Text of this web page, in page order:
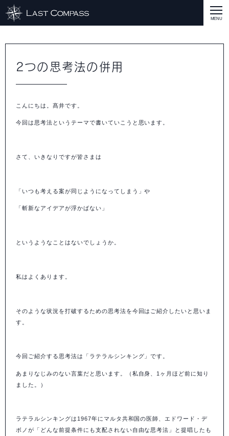
CASE
SERVICE MENU
SERVICE MENU
商品戦略
人材開発
評価制度
集客改善
コスト削減
買取再販
集客改善
営業戦略
STAFF BLOG
すべての説明会情報
事業開発 に関して
人材に関して
集客に関して
営業に関して
コストに関して
RECRUIT
COMPASS PORT
2つの思考法の併用
こんにちは。髙井です。
今回は思考法というテーマで書いていこうと思います。
さて、いきなりですが皆さまは
「いつも考える案が同じようになってしまう」や
「斬新なアイデアが浮かばない」
というようなことはないでしょうか。
私はよくあります。
そのような状況を打破するための思考法を今回はご紹介したいと思いま
す。
今回ご紹介する思考法は「ラテラルシンキング」です。
あまりなじみのない言葉だと思います。（私自身、1ヶ月ほど前に知り
ました。）
ラテラルシンキングは1967年にマルタ共和国の医師、エドワード・デ
ボノが「どんな前提条件にも支配されない自由な思考法」と提唱したも